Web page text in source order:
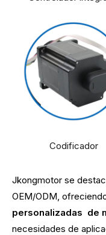
Codificador
Jkongmotor se
OEM/ODM,
personalizadas de
necesidades de